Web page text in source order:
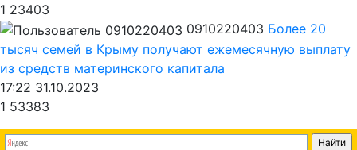
1 23403
0910220403 Более 20
тысяч семей в Крыму получают ежемесячную выплату
из средств материнского капитала
17:22 31.10.2023
1 53383